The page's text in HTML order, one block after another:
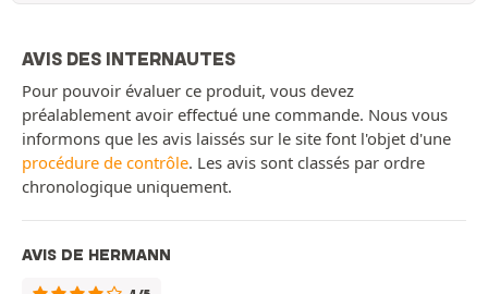
AVIS DES INTERNAUTES
Pour pouvoir évaluer ce produit, vous devez
préalablement avoir effectué une commande. Nous vous
informons que les avis laissés sur le site font l'objet d'une
procédure de contrôle. Les avis sont classés par ordre
chronologique uniquement.
AVIS DE HERMANN